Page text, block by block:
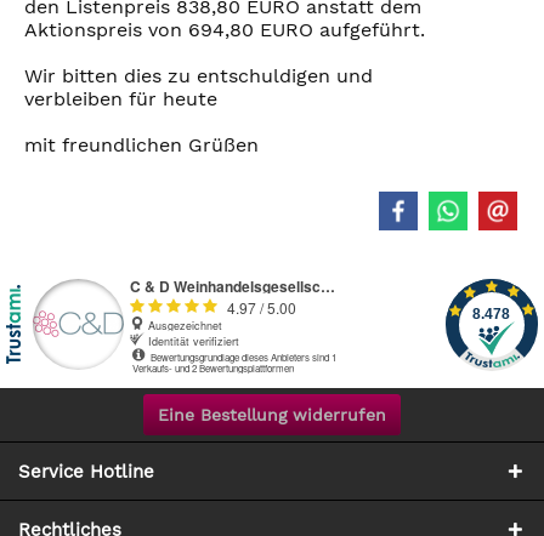
den Listenpreis 838,80 EURO anstatt dem
Aktionspreis von 694,80 EURO aufgeführt.
Wir bitten dies zu entschuldigen und
verbleiben für heute
mit freundlichen Grüßen
Eine Bestellung widerrufen
Service Hotline
Rechtliches